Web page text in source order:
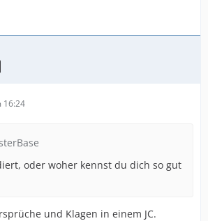
16:24
oder woher kennst du dich so gut
und Klagen in einem JC.